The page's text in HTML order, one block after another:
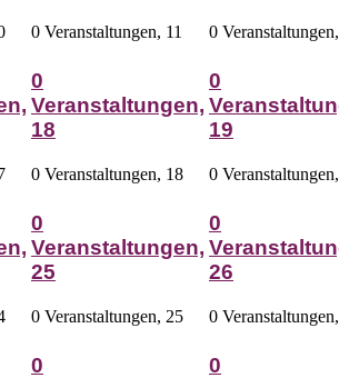
0 Veranstaltungen, 11 0
0
Veranstaltungen,
18
0 Veranstaltungen, 18
0
19
0
0
Veranstaltungen,
25
0 Veranstaltungen, 25
0
26
0
0
0